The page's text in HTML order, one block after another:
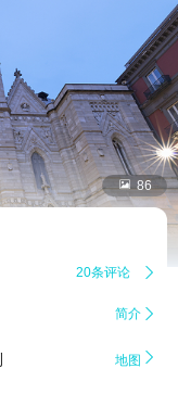
 86
20条评论 
简介 
地图 